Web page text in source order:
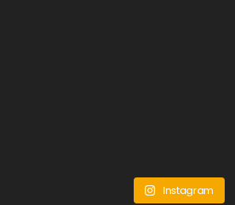
Instagram